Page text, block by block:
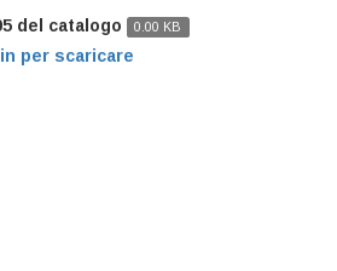
del catalogo 0.00 KB
per scaricare